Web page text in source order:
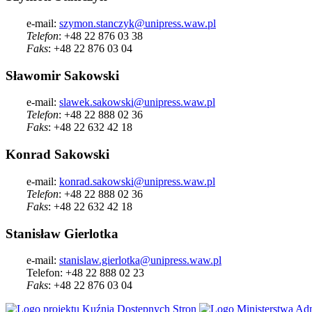
e-mail: szymon.stanczyk@unipress.waw.pl
Telefon: +48 22 876 03 38
Faks: +48 22 876 03 04
Sławomir Sakowski
e-mail: slawek.sakowski@unipress.waw.pl
Telefon: +48 22 888 02 36
Faks: +48 22 632 42 18
Konrad Sakowski
e-mail: konrad.sakowski@unipress.waw.pl
Telefon: +48 22 888 02 36
Faks: +48 22 632 42 18
Stanisław Gierlotka
e-mail: stanislaw.gierlotka@unipress.waw.pl
Telefon: +48 22 888 02 23
Faks: +48 22 876 03 04